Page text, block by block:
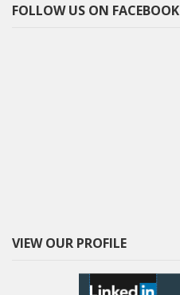
FOLLOW US ON FACEBOOK
VIEW OUR PROFILE